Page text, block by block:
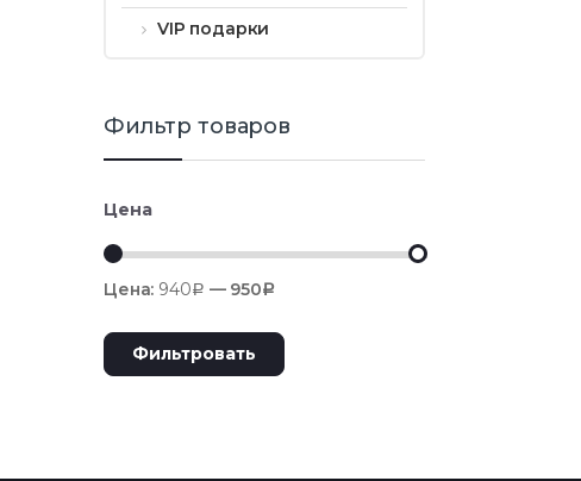
VIP подарки
Фильтр товаров
Цена
Фильтровать
Цена: 940 Р — 950 Р